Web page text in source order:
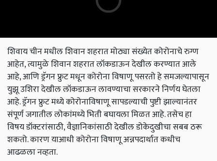
शिवाय चीन मधील शिवान शहरात मोठ्या संख्येत कोरोनाचे रुग्ण
आहेत, त्यामुळे शिवान शहरात लॉकडाऊन देखील करण्यात आले
आहे, आणि ड्रॅगन फ्रुट मधून कोरोना विषाणू पसरतो हे समजल्यापासून
युझू उशिरा देखील लॉकडाऊन लावण्याचा सरकारने निर्णय घेतला
आहे. ड्रॅगन फ्रुट मध्ये कोरोनाविषाणू सापडल्याची पुष्टी झाल्यानंतर
संपूर्ण जगातील लोकांमध्ये भिती बघायला मिळत आहे. तसेच हा
विषय डॉक्टरांसाठी, वैज्ञानिकांसाठी देखील डोकेदुखीचा सबब ठरू
शकतो. कारण याआधी कोरोना विषाणू अन्नपदार्थात कधीच
आढळला नव्हता.